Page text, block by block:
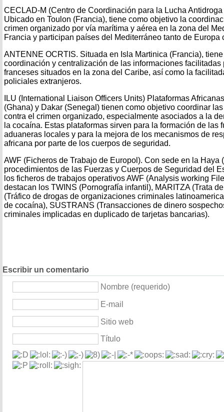
CECLAD-M (Centro de Coordinación para la Lucha
Ubicado en Toulon (Francia), tiene como objetivo la
crimen organizado por vía marítima y aérea en la zona del
Francia y participan países del Mediterráneo tanto de Europa
ANTENNE OCRTIS. Situada en Isla Martinica (Francia),
coordinación y centralización de las informaciones
franceses situados en la zona del Caribe, así como la
policiales extranjeros.
ILU (International Liaison Officers Units) Plataformas
(Ghana) y Dakar (Senegal) tienen como objetivo coordinar
contra el crimen organizado, especialmente asociados a la
la cocaína. Estas plataformas sirven para la formación de las
aduaneras locales y para la mejora de los mecanismos de
africana por parte de los cuerpos de seguridad.
AWF (Ficheros de Trabajo de Europol). Con sede en la Haya
procedimientos de las Fuerzas y Cuerpos de Seguridad del
los ficheros de trabajos operativos AWF (Analysis working
destacan los TWINS (Pornografía infantil), MARITZA (Trata
(Tráfico de drogas de organizaciones criminales
de cocaína), SUSTRANS (Transacciones de dinero
criminales implicadas en duplicado de tarjetas bancarias).
Escribir un comentario
Nombre (requerido)
E-mail
Sitio web
Título